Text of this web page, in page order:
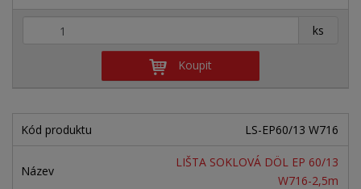
ks
+ -
Koupit
LS-EP60/13 W716
LIŠTA SOKLOVÁ DÖL EP 60/13
W716-2,5m